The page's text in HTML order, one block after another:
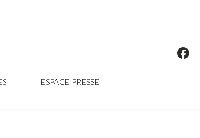
ESPACE PRESSE